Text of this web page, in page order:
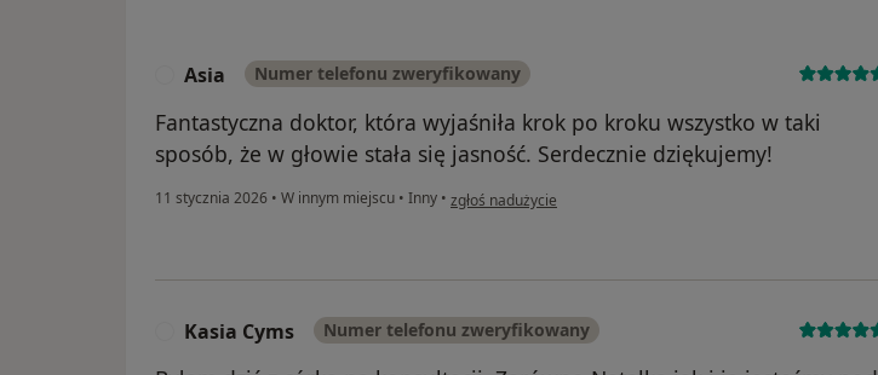
Asia Numer telefonu zweryfikowany
Fantastyczna doktor, która wyjaśniła krok po kroku wszystko w taki
sposób, że w głowie stała się jasność. Serdecznie dziękujemy!
11 stycznia 2026 • W innym miejscu • Inny • w opinii użytkownika Asia
zgłoś nadużycie
Kasia Cyms Numer telefonu zweryfikowany